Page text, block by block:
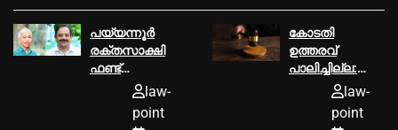
പയ്യന്നൂര്‍
രക്തസാക്ഷി
ഫണ്ട്
ആരോപണം,
മധുസൂദനൻ
law-
point
കോടതി
ഉത്തരവ്‌
പാലിച്ചില്ല:
മൂവാറ്റുപുഴlaw-
point